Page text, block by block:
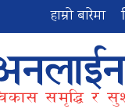
हाम्रो बारेमा